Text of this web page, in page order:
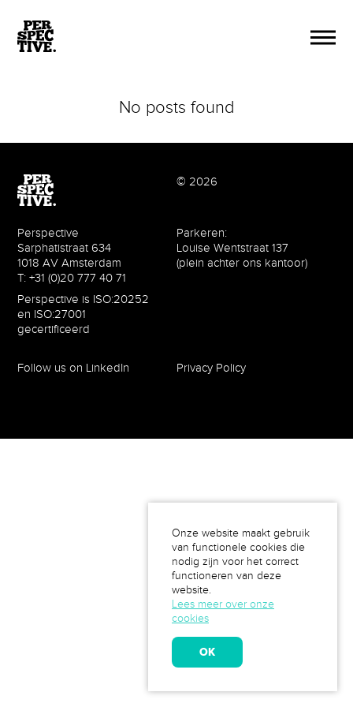
Onze website maakt gebruik
van functionele cookies die
nodig zijn voor het correct
functioneren van deze
website.
Lees meer over onze
cookies
OK
No posts found
© 2026
Perspective
Sarphatistraat 634
1018 AV Amsterdam
T: +31 (0)20 777 40 71
Perspective is ISO:20252
en ISO:27001
gecertificeerd
Parkeren:
Louise Wentstraat 137
(plein achter ons kantoor)
Follow us on LinkedIn Privacy Policy